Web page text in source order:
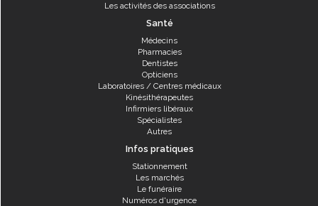
Les activités des associations
Santé
Médecins
Pharmacies
Dentistes
Opticiens
Laboratoires / Centres médicaux
Kinésithérapeutes
Infirmiers libéraux
Spécialistes
Autres
Infos pratiques
Stationnement
Les marchés
Le funéraire
Numéros d'urgence